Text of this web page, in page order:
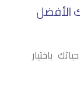
الأفضل
باختيار